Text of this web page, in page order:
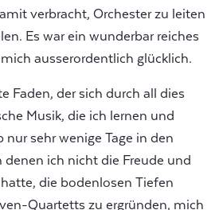
verbracht, Orchester zu leiten
Es war ein wunderbar reiches
ausserordentlich glücklich.
Faden, der sich durch all dies
Musik, die ich lernen und
nur sehr wenige Tage in den
ich nicht die Freude und
die bodenlosen Tiefen
Quartetts zu ergründen, mich